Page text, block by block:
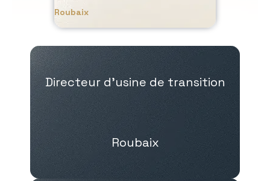
Roubaix
Directeur d’usine de transition
Roubaix